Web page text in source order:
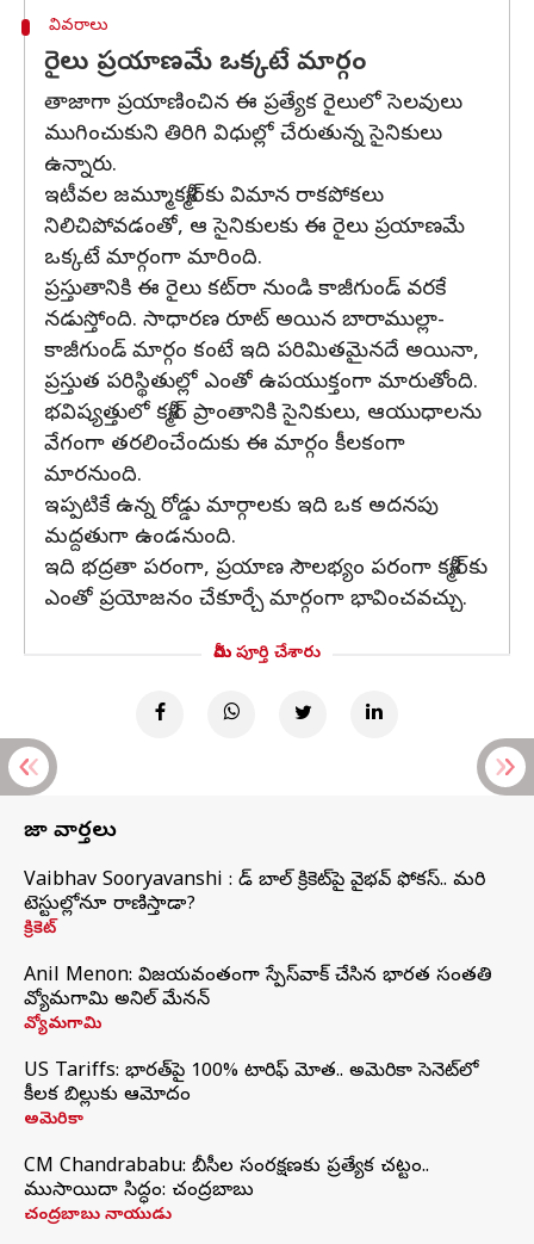
వివరాలు
రైలు ప్రయాణమే ఒక్కటే మార్గం
తాజాగా ప్రయాణించిన ఈ ప్రత్యేక రైలులో సెలవులు
ముగించుకుని తిరిగి విధుల్లో చేరుతున్న సైనికులు
ఉన్నారు.
ఇటీవల జమ్మూకశ్మీర్‌కు విమాన రాకపోకలు
నిలిచిపోవడంతో, ఆ సైనికులకు ఈ రైలు ప్రయాణమే
ఒక్కటే మార్గంగా మారింది.
ప్రస్తుతానికి ఈ రైలు కట్‌రా నుండి కాజీగుండ్ వరకే
నడుస్తోంది. సాధారణ రూట్ అయిన బారాముల్లా-
కాజీగుండ్ మార్గం కంటే ఇది పరిమితమైనదే అయినా,
ప్రస్తుత పరిస్థితుల్లో ఎంతో ఉపయుక్తంగా మారుతోంది.
భవిష్యత్తులో కశ్మీర్ ప్రాంతానికి సైనికులు, ఆయుధాలను
వేగంగా తరలించేందుకు ఈ మార్గం కీలకంగా
మారనుంది.
ఇప్పటికే ఉన్న రోడ్డు మార్గాలకు ఇది ఒక అదనపు
మద్దతుగా ఉండనుంది.
ఇది భద్రతా పరంగా, ప్రయాణ సౌలభ్యం పరంగా కశ్మీర్‌కు
ఎంతో ప్రయోజనం చేకూర్చే మార్గంగా భావించవచ్చు.
మీరు పూర్తి చేశారు
తాజా వార్తలు
Vaibhav Sooryavanshi : రెడ్ బాల్ క్రికెట్‌పై వైభవ్ ఫోకస్.. మరి
టెస్టుల్లోనూ రాణిస్తాడా?
క్రికెట్
Anil Menon: విజయవంతంగా స్పేస్‌వాక్‌ చేసిన భారత సంతతి
వ్యోమగామి అనిల్‌ మేనన్
వ్యోమగామి
US Tariffs: భారత్‌పై 100% టారిఫ్‌ మోత.. అమెరికా సెనెట్‌లో
కీలక బిల్లుకు ఆమోదం
అమెరికా
CM Chandrababu: బీసీల సంరక్షణకు ప్రత్యేక చట్టం..
ముసాయిదా సిద్ధం: చంద్రబాబు
చంద్రబాబు నాయుడు